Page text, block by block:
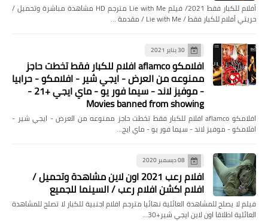
منوعات
شاهد افلام اون لاين.افلام اكشن.افلام
رعب.افلام للكبار فقط.مسلسلات
أفلام للكبار فقط 2021/ فيلم Lie with Me مترجم HD مشاهدة مباشرة وتحميل /
حريتي أفلام للكبار فقط / Lie with Me / مقدمة …
30 يناير 2021
افلامكو aflamco افلام للكبار فقط تخطت حاجز
ممنوعه من العرض - ايجي شير - افلامكو - حرابيا
- موفيز لاند - سيما فور يو - ماي ايجي +21 -
Movies banned from showing
افلامكو aflamco افلام للكبار فقط تخطت حاجز ممنوعه من العرض - ايجي شير -
افلامكو - موفيز لاند - سيما فور يو - ماي ايج…
08 ديسمبر 2020
افلام رعب 2021 اون لاين مشاهدة وتحميل /
افلام اكشن افلام رعب / السينما للجميع
فيلم لا يصلح للمشاهدة العائلية نهائيا مترجم افلام اجنبية للكبار لا تصلح للمشاهدة
العائلية اطلاقا اون لاين ايجي شير+30…